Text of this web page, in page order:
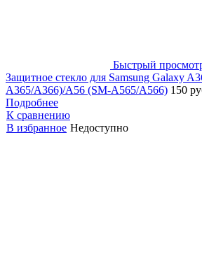
Быстрый
Защитное стекло для Samsung Galaxy
A365/A366)/A56 (SM-A565/A566) 150
Подробнее
К сравнению
В избранное Недоступно